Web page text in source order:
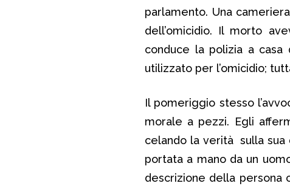
parlamento. Una
dell’omicidio. Il morto
conduce la polizia a
utilizzato per l’omicidio;
Il pomeriggio stesso
morale a pezzi. Egli
celando la verità sulla sua
portata a mano da un
descrizione della persona